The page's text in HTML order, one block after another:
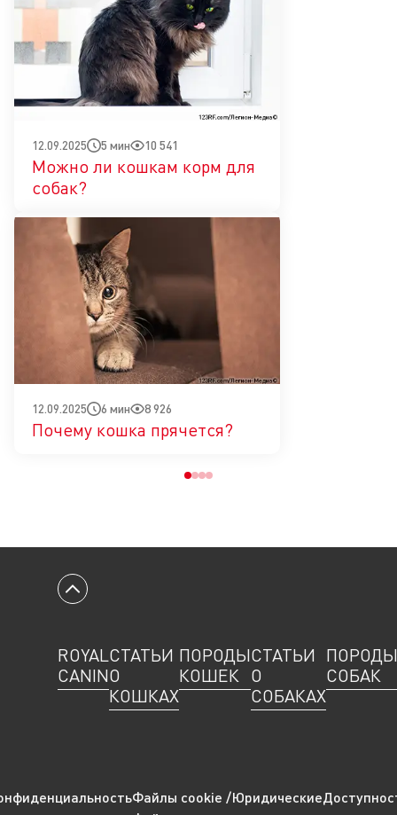
12.09.2025 5 мин 10 541
Можно ли кошкам корм для
собак?
12.09.2025 6 мин 8 926
Почему кошка прячется?
1234
Вернуться к началу
ROYAL
CANIN
СТАТЬИ
О
КОШКАХ
ПОРОДЫ
КОШЕК
СТАТЬИ
О
СОБАКАХ
ПОРОДЫ
СОБАК
Файлы cookie /Юридические